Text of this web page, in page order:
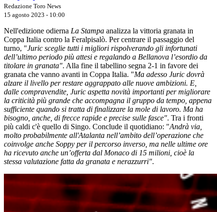
Redazione Toro News
15 agosto 2023 - 10:00
Nell'edizione odierna La Stampa analizza la vittoria granata in
Coppa Italia contro la Feralpisalò. Per centrare il passaggio del
turno, "Juric sceglie tutti i migliori rispolverando gli infortunati
dell’ultimo periodo più attesi e regalando a Bellanova l’esordio da
titolare in granata". Alla fine il tabellino segna 2-1 in favore dei
granata che vanno avanti in Coppa Italia. "Ma adesso Juric dovrà
alzare il livello per restare aggrappato alle nuove ambizioni. E,
dalle compravendite, Juric aspetta novità importanti per migliorare
la criticità più grande che accompagna il gruppo da tempo, appena
sufficiente quando si tratta di finalizzare la mole di lavoro. Ma ha
bisogno, anche, di frecce rapide e precise sulle fasce". Tra i fronti
più caldi c'è quello di Singo. Conclude il quotidiano: "Andrà via,
molto probabilmente all'Atalanta nell’ambito dell’operazione che
coinvolge anche Soppy per il percorso inverso, ma nelle ultime ore
ha ricevuto anche un’offerta dal Monaco di 15 milioni, cioè la
stessa valutazione fatta da granata e nerazzurri".